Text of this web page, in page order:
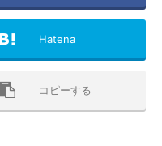
Hatena
コピーする